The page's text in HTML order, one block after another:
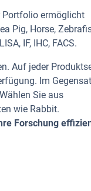
Portfolio ermöglicht
Pig, Horse,
IF, IHC, FACS.
Auf jeder
Im
Sie aus
wie Rabbit.
Forschung